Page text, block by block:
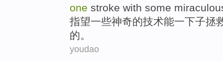
one stroke with some
指望一些神奇的技术能一下子拯
的。
youdao